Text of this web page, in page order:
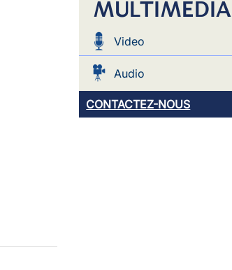
MULTIMEDIA
Video
Audio
CONTACTEZ-NOUS